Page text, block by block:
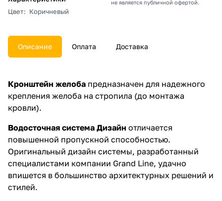
Цвет: Коричневый
не является публичной офертой.
Описание Оплата Доставка
Кронштейн желоба предназначен для надежного
крепления желоба на стропила (до монтажа
кровли).
Водосточная система Дизайн отличается
повышенной пропускной способностью.
Оригинальный дизайн системы, разработанный
специалистами компании Grand Line, удачно
впишется в большинство архитектурных решений и
стилей.